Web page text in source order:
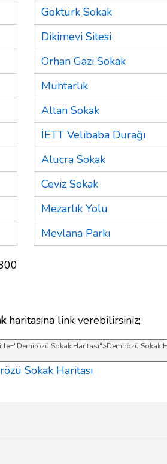
Göktürk Sokak
Dikimevi Sitesi
Orhan Gazi Sokak
Muhtarlık
Altan Sokak
İETT Velibaba Durağı
Alucra Sokak
Ceviz Sokak
Mezarlık Yolu
Mevlana Parkı
haritasına link verebilirsiniz;
Sokak Haritası